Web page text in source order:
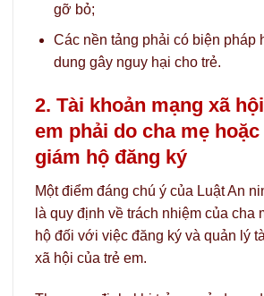
gỡ bỏ;
Các nền tảng phải có biện pháp
dung gây nguy hại cho trẻ.
2. Tài khoản mạng xã
em phải do cha mẹ
giám hộ đăng ký
Một điểm đáng chú ý của Luật An
là quy định về trách nhiệm của cha
hộ đối với việc đăng ký và quản lý
xã hội của trẻ em.